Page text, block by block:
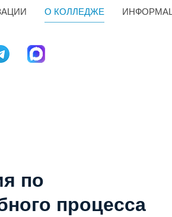
О КОЛЛЕДЖЕ
по
процесса